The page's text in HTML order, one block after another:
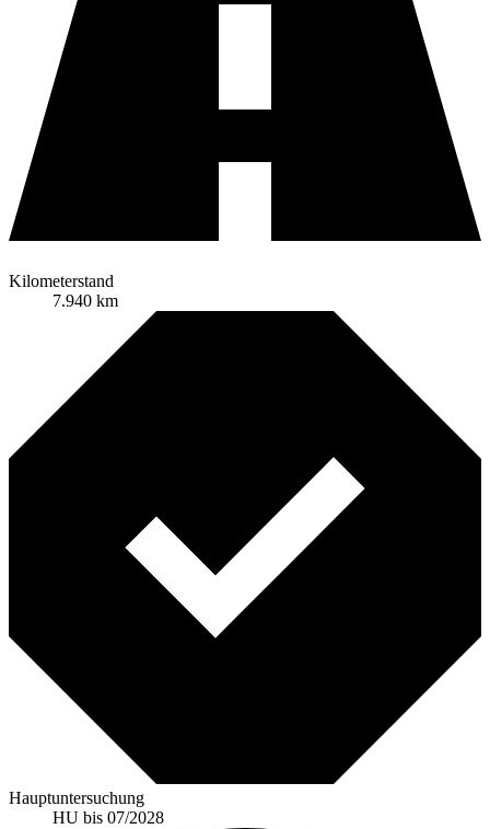
Kilometerstand
7.940 km
Hauptuntersuchung
HU bis 07/2028